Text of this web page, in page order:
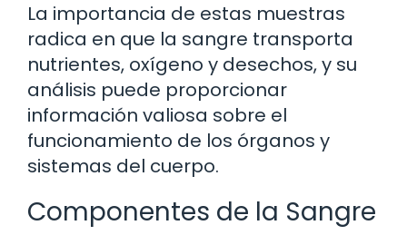
La importancia de estas muestras
radica en que la sangre transporta
nutrientes, oxígeno y desechos, y su
análisis puede proporcionar
información valiosa sobre el
funcionamiento de los órganos y
sistemas del cuerpo.
Componentes de la Sangre